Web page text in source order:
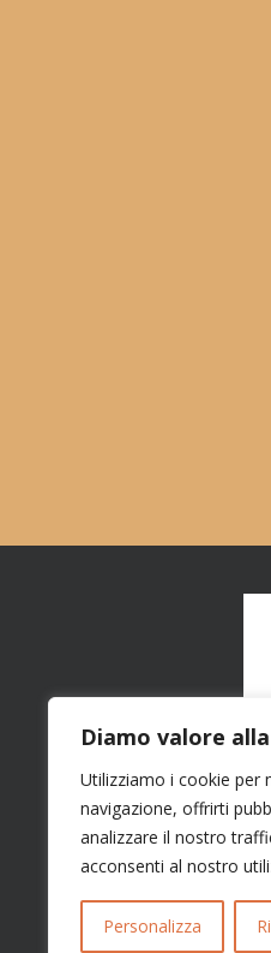
Diamo valore
Utilizziamo i cookie per
navigazione, offrirti
analizzare il nostro
acconsenti al nostro
Personalizza